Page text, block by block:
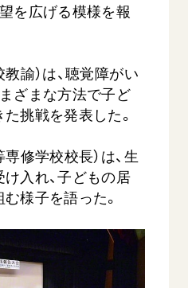
を広げる模様を報
教諭）は、聴覚障がい
ざまな方法で子ど
挑戦を発表した。
修学校校長）は、生
入れ、子どもの居
様子を語った。